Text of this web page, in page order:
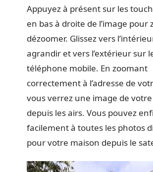
Appuyez à présent sur les
en bas à droite de l’image pour
dézoomer. Glissez vers
agrandir et vers l’extérieur sur
téléphone mobile. En zoomant
correctement à l’adresse de
vous verrez une image de
depuis les airs. Vous pouvez
facilement à toutes les photos
pour votre maison depuis le